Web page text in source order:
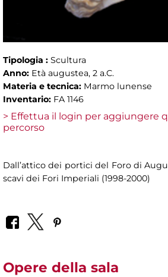
Tipologia : Scultura
Anno: Età augustea, 2 a.C.
Materia e tecnica: Marmo lunense
Inventario: FA 1146
> Effettua il login per aggiungere
percorso
Dall’attico dei portici del Foro di
scavi dei Fori Imperiali (1998-2000)
Opere della sala